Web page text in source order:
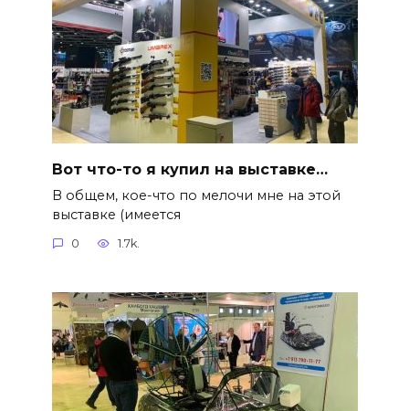
Вот что-то я купил на выставке…
В общем, кое-что по мелочи мне на этой
выставке (имеется
0 1.7k.